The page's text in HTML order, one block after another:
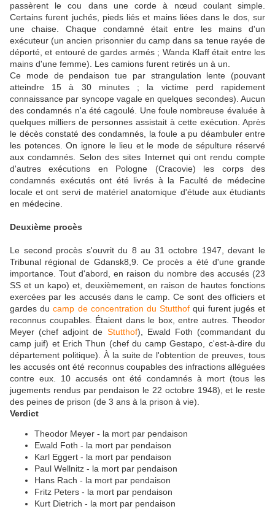
passèrent le cou dans une corde à nœud coulant simple.
Certains furent juchés, pieds liés et mains liées dans le dos, sur
une chaise. Chaque condamné était entre les mains d'un
exécuteur (un ancien prisonnier du camp dans sa tenue rayée de
déporté, et entouré de gardes armés ; Wanda Klaff était entre les
mains d'une femme). Les camions furent retirés un à un.
Ce mode de pendaison tue par strangulation lente (pouvant
atteindre 15 à 30 minutes ; la victime perd rapidement
connaissance par syncope vagale en quelques secondes). Aucun
des condamnés n'a été cagoulé. Une foule nombreuse évaluée à
quelques milliers de personnes assistait à cette exécution. Après
le décès constaté des condamnés, la foule a pu déambuler entre
les potences. On ignore le lieu et le mode de sépulture réservé
aux condamnés. Selon des sites Internet qui ont rendu compte
d'autres exécutions en Pologne (Cracovie) les corps des
condamnés exécutés ont été livrés à la Faculté de médecine
locale et ont servi de matériel anatomique d'étude aux étudiants
en médecine.
Deuxième procès
Le second procès s'ouvrit du 8 au 31 octobre 1947, devant le
Tribunal régional de Gdansk8,9. Ce procès a été d'une grande
importance. Tout d'abord, en raison du nombre des accusés (23
SS et un kapo) et, deuxièmement, en raison de hautes fonctions
exercées par les accusés dans le camp. Ce sont des officiers et
gardes ducamp de concentration du Stutthof qui furent jugés et
reconnus coupables. Étaient dans le box, entre autres. Theodor
Meyer (chef adjoint de Stutthof), Ewald Foth (commandant du
camp juif) et Erich Thun (chef du camp Gestapo, c'est-à-dire du
département politique). À la suite de l'obtention de preuves, tous
les accusés ont été reconnus coupables des infractions alléguées
contre eux. 10 accusés ont été condamnés à mort (tous les
jugements rendus par pendaison le 22 octobre 1948), et le reste
des peines de prison (de 3 ans à la prison à vie).
Verdict
Theodor Meyer - la mort par pendaison
Ewald Foth - la mort par pendaison
Karl Eggert - la mort par pendaison
Paul Wellnitz - la mort par pendaison
Hans Rach - la mort par pendaison
Fritz Peters - la mort par pendaison
Kurt Dietrich - la mort par pendaison